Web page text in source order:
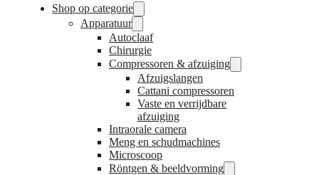
Shop op categorie
Apparatuur
Autoclaaf
Chirurgie
Compressoren & afzuiging
Afzuigslangen
Cattani compressoren
Vaste en verrijdbare
afzuiging
Intraorale camera
Meng en schudmachines
Microscoop
Röntgen & beeldvorming